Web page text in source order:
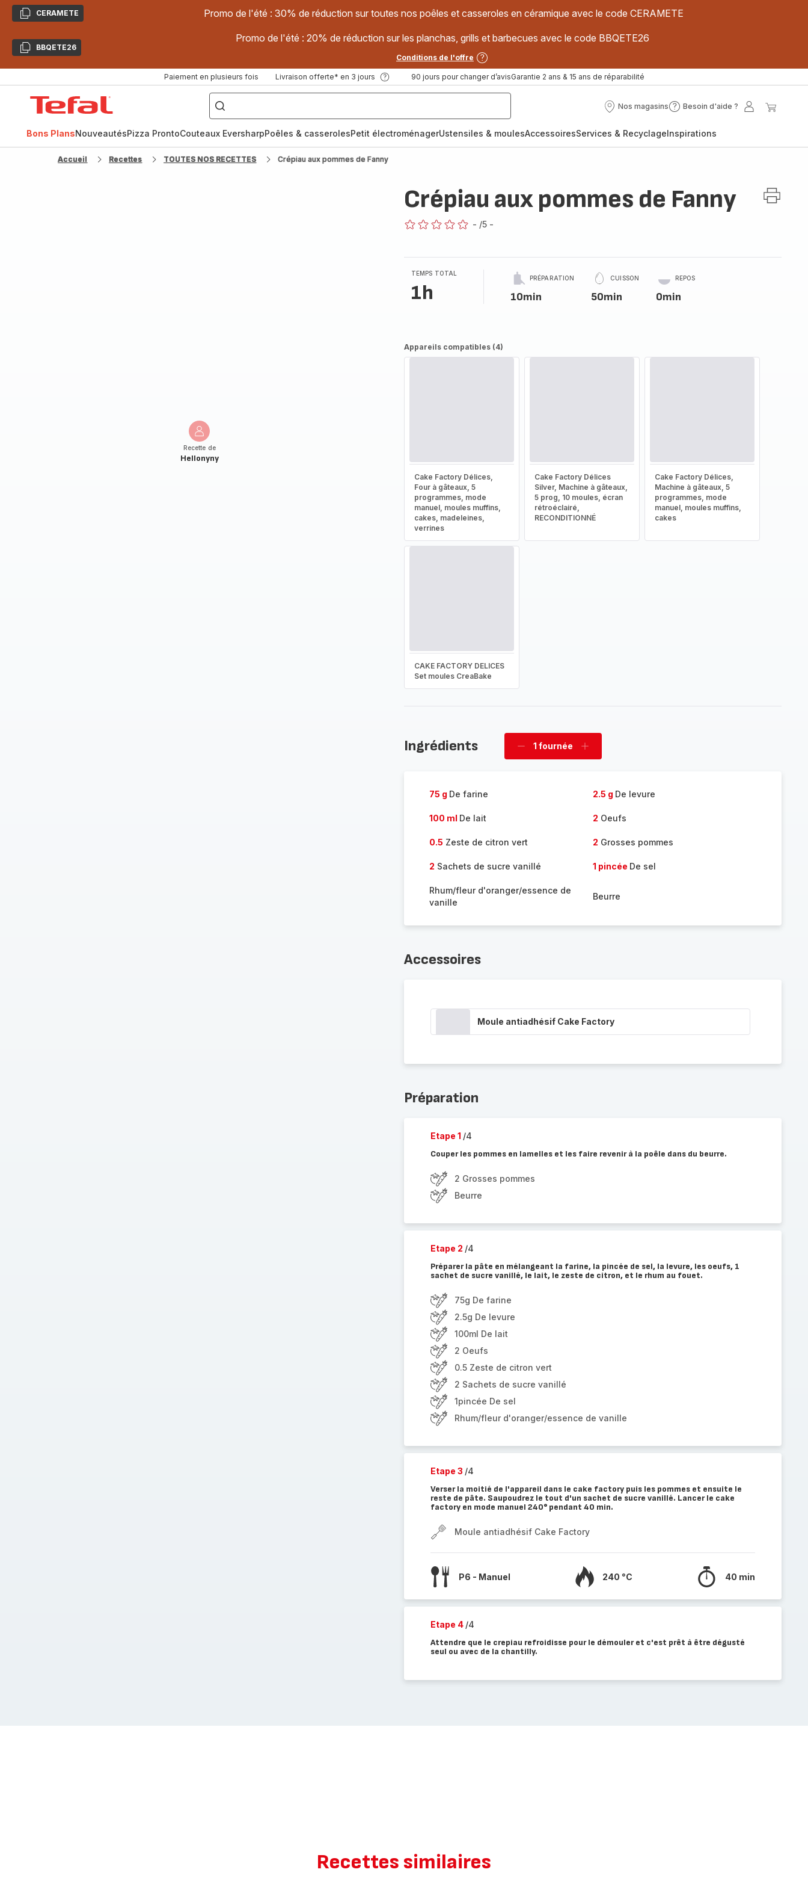
CopierCERAMETE Promo de l'été : 30% de réduction sur toutes nos poêles et casseroles en céramique avec le code CERAMETE
CopierBBQETE26
Promo de l'été : 20% de réduction sur les planchas, grills et barbecues avec le code BBQETE26
Conditions de l'offre
Paiement en plusieurs fois Livraison offerte* en 3 jours 90 jours pour changer d’avisGarantie 2 ans & 15 ans de réparabilité
["Poêles
inox,
Cake
Factory,
Nos magasins
Nos
Besoin d'aide ?
Besoin
?
Mon
Bons PlansNouveautésPizza ProntoCouteaux EversharpPoêles & casserolesPetit électroménagerUstensiles & moulesAccessoiresServices & RecyclageInspirations
Accueil Recettes TOUTES NOS RECETTES Crépiau aux pommes de Fanny
Recette de
Hellonyny
Crépiau aux pommes de Fanny
- /5 -
TEMPS TOTAL
1h
PRÉPARATION
10min
CUISSON
50min
REPOS
0min
Appareils compatibles (4)
Cake Factory Délices,
Four à gâteaux, 5
programmes, mode
manuel, moules muffins,
cakes, madeleines,
verrines
Cake Factory Délices
Silver, Machine à gâteaux,
5 prog, 10 moules, écran
rétroéclairé,
RECONDITIONNÉ
Cake Factory Délices,
Machine à gâteaux, 5
programmes, mode
manuel, moules muffins,
cakes
CAKE FACTORY DELICES
Set moules CreaBake
Ingrédients
Supprimer
1 fournée
Ajouter
75 g De farine 2.5 g De levure
100 ml De lait 2 Oeufs
0.5 Zeste de citron vert 2 Grosses pommes
2 Sachets de sucre vanillé 1 pincée De sel
Rhum/fleur d'oranger/essence de
vanille
Beurre
Accessoires
Moule antiadhésif Cake Factory
Préparation
Etape 1 /4
Couper les pommes en lamelles et les faire revenir à la poêle dans du beurre.
2 Grosses pommes
Beurre
Etape 2 /4
Préparer la pâte en mélangeant la farine, la pincée de sel, la levure, les oeufs, 1
sachet de sucre vanillé, le lait, le zeste de citron, et le rhum au fouet.
75g De farine
2.5g De levure
100ml De lait
2 Oeufs
0.5 Zeste de citron vert
2 Sachets de sucre vanillé
1pincée De sel
Rhum/fleur d'oranger/essence de vanille
Etape 3 /4
Verser la moitié de l'appareil dans le cake factory puis les pommes et ensuite le
reste de pâte. Saupoudrez le tout d'un sachet de sucre vanillé. Lancer le cake
factory en mode manuel 240° pendant 40 min.
Moule antiadhésif Cake Factory
P6 - Manuel 240 °C 40 min
Etape 4 /4
Attendre que le crepiau refroidisse pour le démouler et c'est prêt à être dégusté
seul ou avec de la chantilly.
Recettes similaires